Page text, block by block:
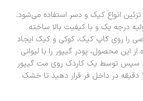
انواع کیک و دسر استفاده می‌شود.
درجه یک و با کیفیت بالا ساخته
را روی کاپ کیک، کوکی و کیک ایجاد
این محصول، پودر گیپور را با لیوانی
سپس توسط یک کاردک روی مت گیپور
کشیده و به‌مدت ۱۵ دقیقه در داخل فر قرار دهید تا خشک